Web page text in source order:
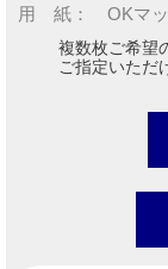
用 紙： OKマッ
複数枚ご希望
ご指定いただ